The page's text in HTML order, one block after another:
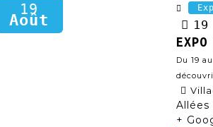
19
Août 19
Du 19
Allées
+